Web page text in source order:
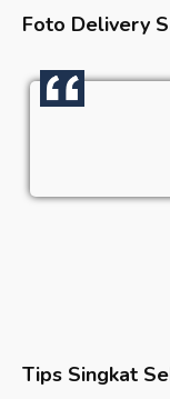
Foto Delivery
Tips Singkat